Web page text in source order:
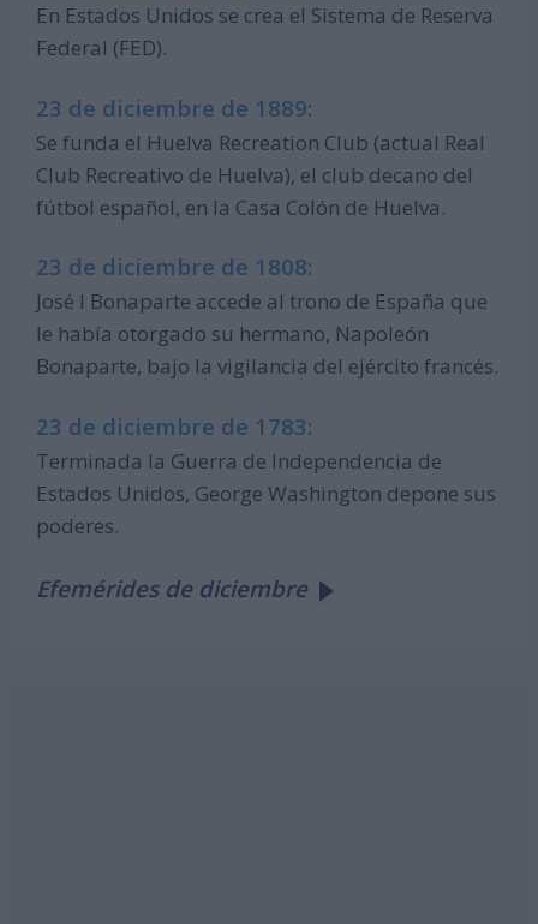
En Estados Unidos se crea el Sistema de Reserva
Federal (FED).
23 de diciembre de 1889:
Se funda el Huelva Recreation Club (actual Real
Club Recreativo de Huelva), el club decano del
fútbol español, en la Casa Colón de Huelva.
23 de diciembre de 1808:
José I Bonaparte accede al trono de España que
le había otorgado su hermano, Napoleón
Bonaparte, bajo la vigilancia del ejército francés.
23 de diciembre de 1783:
Terminada la Guerra de Independencia de
Estados Unidos, George Washington depone sus
poderes.
Efemérides de diciembre